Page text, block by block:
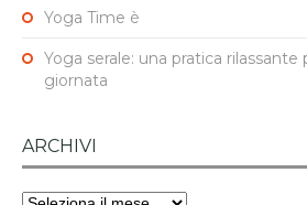
Yoga Time è
Yoga serale: una pratica
giornata
ARCHIVI
Archivi